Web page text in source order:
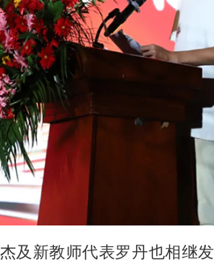
及新教师代表罗丹也相继